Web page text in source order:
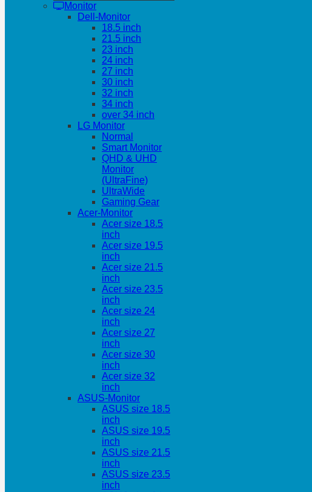
Monitor
Dell-Monitor
18.5 inch
21.5 inch
23 inch
24 inch
27 inch
30 inch
32 inch
34 inch
over 34 inch
LG Monitor
Normal
Smart Monitor
QHD & UHD
Monitor
(UltraFine)
UltraWide
Gaming Gear
Acer-Monitor
Acer size 18.5
inch
Acer size 19.5
inch
Acer size 21.5
inch
Acer size 23.5
inch
Acer size 24
inch
Acer size 27
inch
Acer size 30
inch
Acer size 32
inch
ASUS-Monitor
ASUS size 18.5
inch
ASUS size 19.5
inch
ASUS size 21.5
inch
ASUS size 23.5
inch